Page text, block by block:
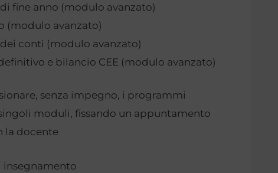
fine anno (modulo avanzato)
(modulo avanzato)
conti (modulo avanzato)
e bilancio CEE (modulo avanzato)
senza impegno, i programmi
moduli, fissando un appuntamento
la docente